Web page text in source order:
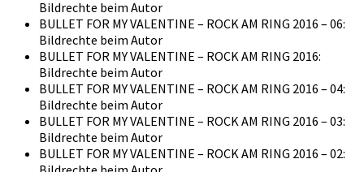
Bildrechte beim Autor
BULLET FOR MY VALENTINE – ROCK AM RING 2016 – 06:
Bildrechte beim Autor
BULLET FOR MY VALENTINE – ROCK AM RING 2016:
Bildrechte beim Autor
BULLET FOR MY VALENTINE – ROCK AM RING 2016 – 04:
Bildrechte beim Autor
BULLET FOR MY VALENTINE – ROCK AM RING 2016 – 03:
Bildrechte beim Autor
BULLET FOR MY VALENTINE – ROCK AM RING 2016 – 02: